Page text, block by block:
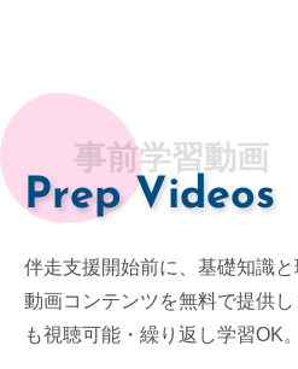
Prep Videos
事前学習動画
伴走支援開始前に、基礎知識
動画コンテンツを無料で提供
も視聴可能・繰り返し学習OK。